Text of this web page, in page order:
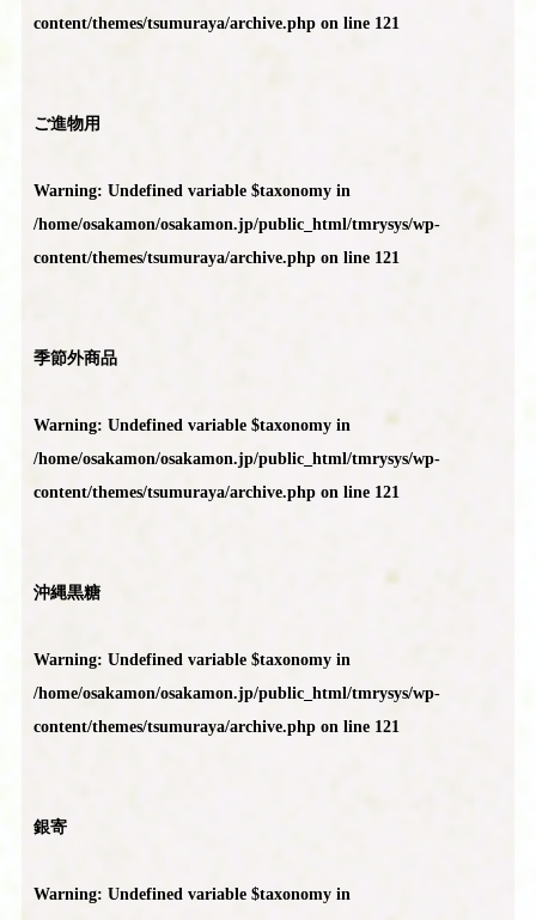
content/themes/tsumuraya/archive.php on line 121
ご進物用
Warning: Undefined variable $taxonomy in
/home/osakamon/osakamon.jp/public_html/tmrysys/wp-
content/themes/tsumuraya/archive.php on line 121
季節外商品
Warning: Undefined variable $taxonomy in
/home/osakamon/osakamon.jp/public_html/tmrysys/wp-
content/themes/tsumuraya/archive.php on line 121
沖縄黒糖
Warning: Undefined variable $taxonomy in
/home/osakamon/osakamon.jp/public_html/tmrysys/wp-
content/themes/tsumuraya/archive.php on line 121
銀寄
Warning: Undefined variable $taxonomy in